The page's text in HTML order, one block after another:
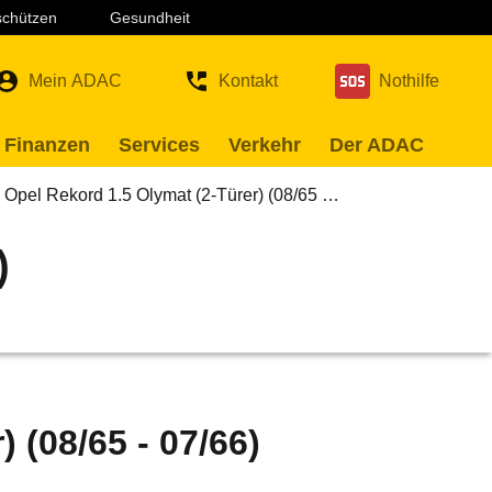
Gesundheit
Mein ADAC Kontakt Nothilfe
Services Verkehr Der ADAC
Opel Rekord 1.5 Olymat (2-Türer) (08/65 …
(08/65 - 07/66)